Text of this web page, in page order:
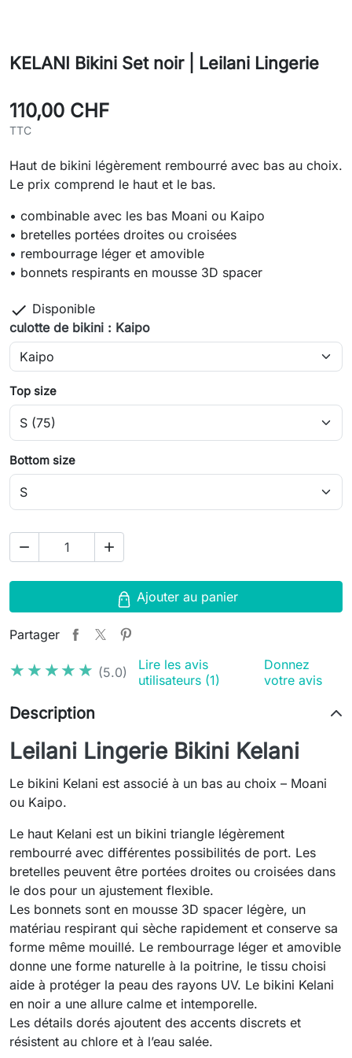
KELANI Bikini Set noir | Leilani Lingerie
110,00 CHF
TTC
Haut de bikini légèrement rembourré avec bas au choix.
Le prix comprend le haut et le bas.
• combinable avec les bas Moani ou Kaipo
• bretelles portées droites ou croisées
• rembourrage léger et amovible
• bonnets respirants en mousse 3D spacer
 Disponible
culotte de bikini : Kaipo
Top size
Bottom size
remove add
Ajouter au panier
Partager
★★★★★
★★★★★ (5.0)
Lire les avis
utilisateurs (1)
Donnez
votre avis
Description
Leilani Lingerie Bikini Kelani
Le bikini Kelani est associé à un bas au choix – Moani
ou Kaipo.
Le haut Kelani est un bikini triangle légèrement
rembourré avec différentes possibilités de port. Les
bretelles peuvent être portées droites ou croisées dans
le dos pour un ajustement flexible.
Les bonnets sont en mousse 3D spacer légère, un
matériau respirant qui sèche rapidement et conserve sa
forme même mouillé. Le rembourrage léger et amovible
donne une forme naturelle à la poitrine, le tissu choisi
aide à protéger la peau des rayons UV. Le bikini Kelani
en noir a une allure calme et intemporelle.
Les détails dorés ajoutent des accents discrets et
résistent au chlore et à l’eau salée.